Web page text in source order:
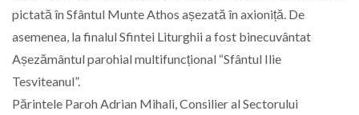
pictată în Sfântul Munte Athos așezată în axioniță. De
asemenea, la finalul Sfintei Liturghii a fost binecuvântat
Așezământul parohial multifuncțional “Sfântul Ilie
Tesviteanul”.
Părintele Paroh Adrian Mihali, Consilier al Sectorului